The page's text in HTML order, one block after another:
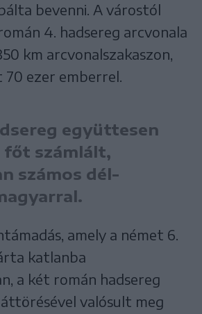
bevenni. A várostól
4. hadsereg arcvonala
km arcvonalszakaszon,
ezer emberrel.
együttesen
főt számlált,
számos dél-
amely a német 6.
katlanba
a két román hadsereg
valósult meg